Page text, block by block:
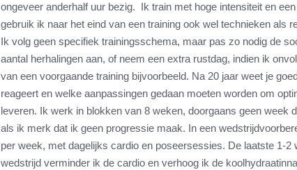
ongeveer anderhalf uur bezig. Ik train met hoge intensiteit en
gebruik ik naar het eind van een training ook wel technieken als
Ik volg geen specifiek trainingsschema, maar pas zo nodig de
aantal herhalingen aan, of neem een extra rustdag, indien ik
van een voorgaande training bijvoorbeeld. Na 20 jaar weet je
reageert en welke aanpassingen gedaan moeten worden om
leveren. Ik werk in blokken van 8 weken, doorgaans geen week
als ik merk dat ik geen progressie maak. In een
per week, met dagelijks cardio en poseersessies. De laatste 1-2
wedstrijd verminder ik de cardio en verhoog ik de